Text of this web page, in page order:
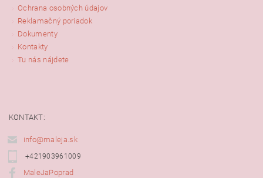
Ochrana osobných údajov
Reklamačný poriadok
Dokumenty
Kontakty
Tu nás nájdete
KONTAKT:
info@maleja.sk
+421903961009
MaleJaPoprad